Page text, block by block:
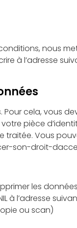
nous
l’adresse
cela, vous
pièce
Vous
son-droit-
les
à l’adresse
ou scan)